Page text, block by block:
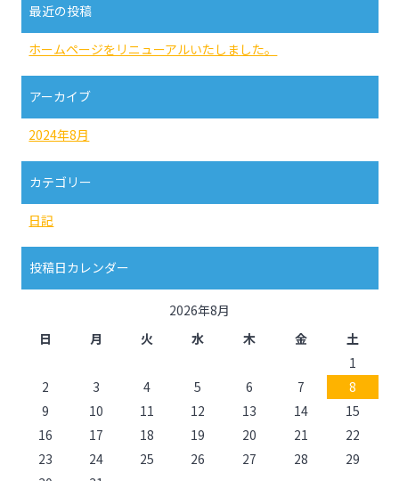
最近の投稿
ホームページをリニューアルいたしました。
アーカイブ
2024年8月
カテゴリー
日記
投稿日カレンダー
2026年8月
日
月 火 水 木 金
土
1
2
3 4 5 6 7
8
9
10 11 12 13 14
15
16
17 18 19 20 21
22
23
24 25 26 27 28
29